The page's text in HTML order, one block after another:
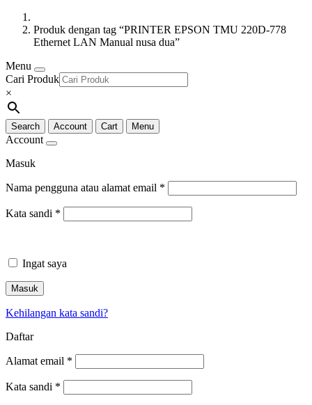
Produk dengan tag “PRINTER EPSON TMU 220D-778
Ethernet LAN Manual nusa dua”
Menu
Cari Produk
×
Search Account Cart Menu
Account
Masuk
Nama pengguna atau alamat email *
Kata sandi *
Ingat saya
Masuk
Kehilangan kata sandi?
Daftar
Alamat email *
Kata sandi *